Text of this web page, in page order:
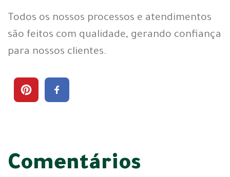
Todos os nossos processos e atendimentos
são feitos com qualidade, gerando confiança
para nossos clientes.
Comentários